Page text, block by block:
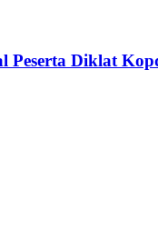
Peserta Diklat